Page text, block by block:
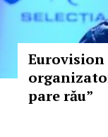
Eurovision
pare rău”